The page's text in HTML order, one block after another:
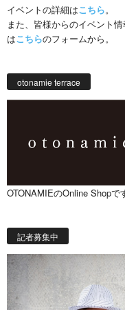
イベントの詳細はこちら。
また、皆様からのイベント
はこちらのフォームから。
otonamie terrace
OTONAMIEのOnline Shopで
記者募集中